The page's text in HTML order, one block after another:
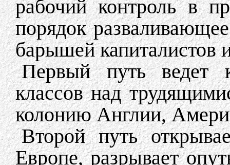
рабочий контроль в
порядок
барышей капиталистов
Первый путь ведет
классов над
колонию Англии,
Второй путь
Европе, разрывает